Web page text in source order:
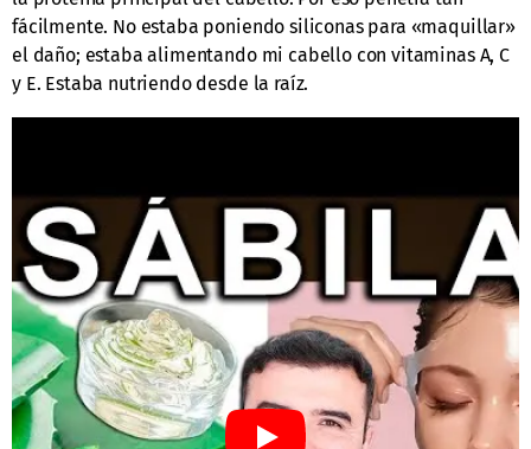
fácilmente. No estaba poniendo siliconas para «maquillar»
el daño; estaba alimentando mi cabello con vitaminas A, C
y E. Estaba nutriendo desde la raíz.